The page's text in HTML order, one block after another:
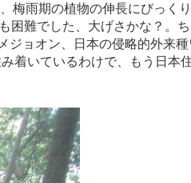
梅雨期の植物の伸長にびっく
困難でした、大げさかな？。
ョオン、日本の侵略的外来種
着いているわけで、もう日本